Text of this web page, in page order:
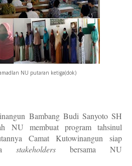
NU putaran ketiga(dok)
Bambang Budi Sanyoto SH
NU membuat program tahsinul
Camat Kutowinangun siap
stakeholders bersama NU